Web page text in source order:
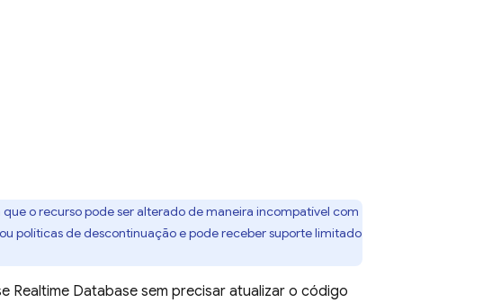
o recurso pode ser alterado de maneira incompatível com
políticas de descontinuação e pode receber suporte limitado
Realtime Database sem precisar atualizar o código